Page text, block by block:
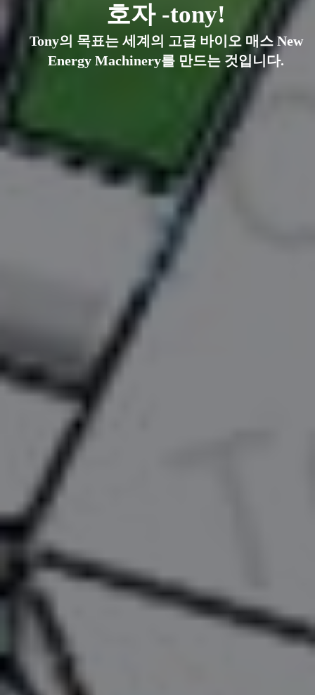
를 창조하십시오!
표는 세계의 고급 바이오 매스 New
Machinery를 만드는 것입니다.
호자 -tony!
Tony의 목표는 세계의 고급 바이오 매스 New
Energy Machinery를 만드는 것입니다.
각사 -tony!
Tony의 목표는 세계의 고급 바이
Energy Machinery를 만드는